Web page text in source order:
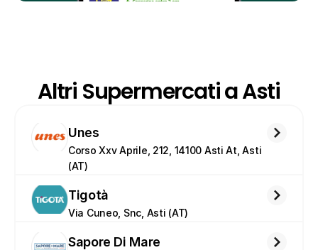
Altri Supermercati a Asti
Unes
Corso Xxv Aprile, 212, 14100 Asti At, Asti
(AT)
Tigotà
Via Cuneo, Snc, Asti (AT)
Sapore Di Mare